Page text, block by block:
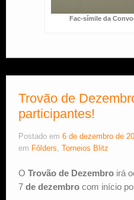
Fac-símile da
Trovão de
participantes!
Postado em 6 de dezembro de
em Fôlders, Torneios Blitz
O Trovão de Dezembro irá
7 de dezembro com início